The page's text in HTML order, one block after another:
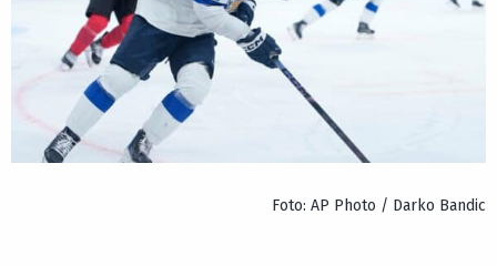
Foto: AP Photo / Darko Bandic